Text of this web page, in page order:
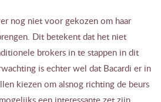
nog niet voor gekozen om haar
Dit betekent dat het niet
brokers in te stappen in dit
is echter wel dat Bacardi er in
kiezen om alsnog richting de beurs
een interessante zet zijn,